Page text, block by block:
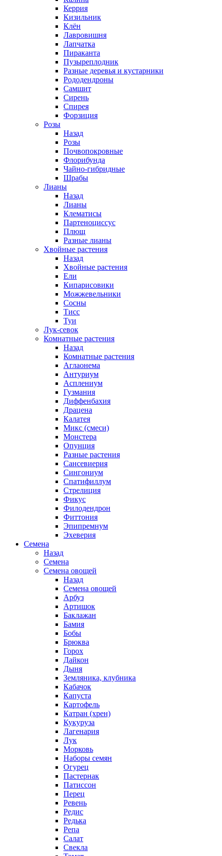
Керрия
Кизильник
Клён
Лавровишня
Лапчатка
Пираканта
Пузыреплодник
Разные деревья и кустарники
Рододендроны
Самшит
Сирень
Спирея
Форзиция
Розы
Назад
Розы
Почвопокровные
Флорибунда
Чайно-гибридные
Шрабы
Лианы
Назад
Лианы
Клематисы
Партеноциссус
Плющ
Разные лианы
Хвойные растения
Назад
Хвойные растения
Ели
Кипарисовики
Можжевельники
Сосны
Тисс
Туи
Лук-севок
Комнатные растения
Назад
Комнатные растения
Аглаонема
Антуриум
Асплениум
Гузмания
Диффенбахия
Драцена
Калатея
Микс (смеси)
Монстера
Опунция
Разные растения
Сансевиерия
Сингониум
Спатифиллум
Стрелиция
Фикус
Филодендрон
Фиттония
Эпипремнум
Эхеверия
Семена
Назад
Семена
Семена овощей
Назад
Семена овощей
Арбуз
Артишок
Баклажан
Бамия
Бобы
Брюква
Горох
Дайкон
Дыня
Земляника, клубника
Кабачок
Капуста
Картофель
Катран (хрен)
Кукуруза
Лагенария
Лук
Морковь
Наборы семян
Огурец
Пастернак
Патиссон
Перец
Ревень
Редис
Редька
Репа
Салат
Свекла